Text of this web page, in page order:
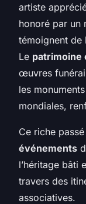
artiste
honoré par un
témoignent de
Le patrimoine
œuvres
les
mondiales,
Ce riche
événements
l’héritage bâti
travers des
associatives.